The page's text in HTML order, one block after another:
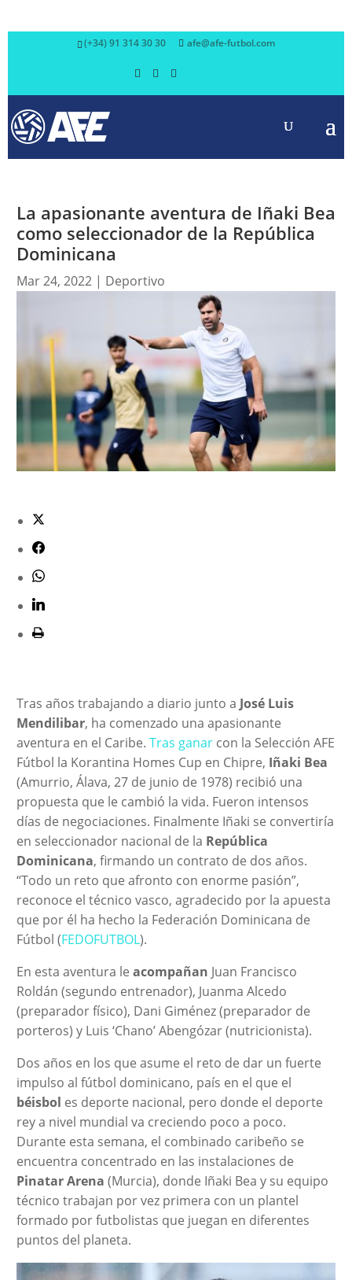
(+34) 91 314 30 30 afe@afe-futbol.com
La apasionante aventura de Iñaki Bea
como seleccionador de la República
Dominicana
Mar 24, 2022| Deportivo
Tras años trabajando a diario junto a José Luis
Mendilibar, ha comenzado una apasionante
aventura en el Caribe. Tras ganarcon la Selección AFE
Fútbol la Korantina Homes Cup en Chipre, Iñaki Bea
(Amurrio, Álava, 27 de junio de 1978) recibió una
propuesta que le cambió la vida. Fueron intensos
días de negociaciones. Finalmente Iñaki se convertiría
en seleccionador nacional de la República
Dominicana, firmando un contrato de dos años.
“Todo un reto que afronto con enorme pasión”,
reconoce el técnico vasco, agradecido por la apuesta
que por él ha hecho la Federación Dominicana de
Fútbol (FEDOFUTBOL).
En esta aventura le acompañan Juan Francisco
Roldán (segundo entrenador), Juanma Alcedo
(preparador físico), Dani Giménez (preparador de
porteros) y Luis ‘Chano’ Abengózar (nutricionista).
Dos años en los que asume el reto de dar un fuerte
impulso al fútbol dominicano, país en el que el
béisbol es deporte nacional, pero donde el deporte
rey a nivel mundial va creciendo poco a poco.
Durante esta semana, el combinado caribeño se
encuentra concentrado en las instalaciones de
Pinatar Arena (Murcia), donde Iñaki Bea y su equipo
técnico trabajan por vez primera con un plantel
formado por futbolistas que juegan en diferentes
puntos del planeta.